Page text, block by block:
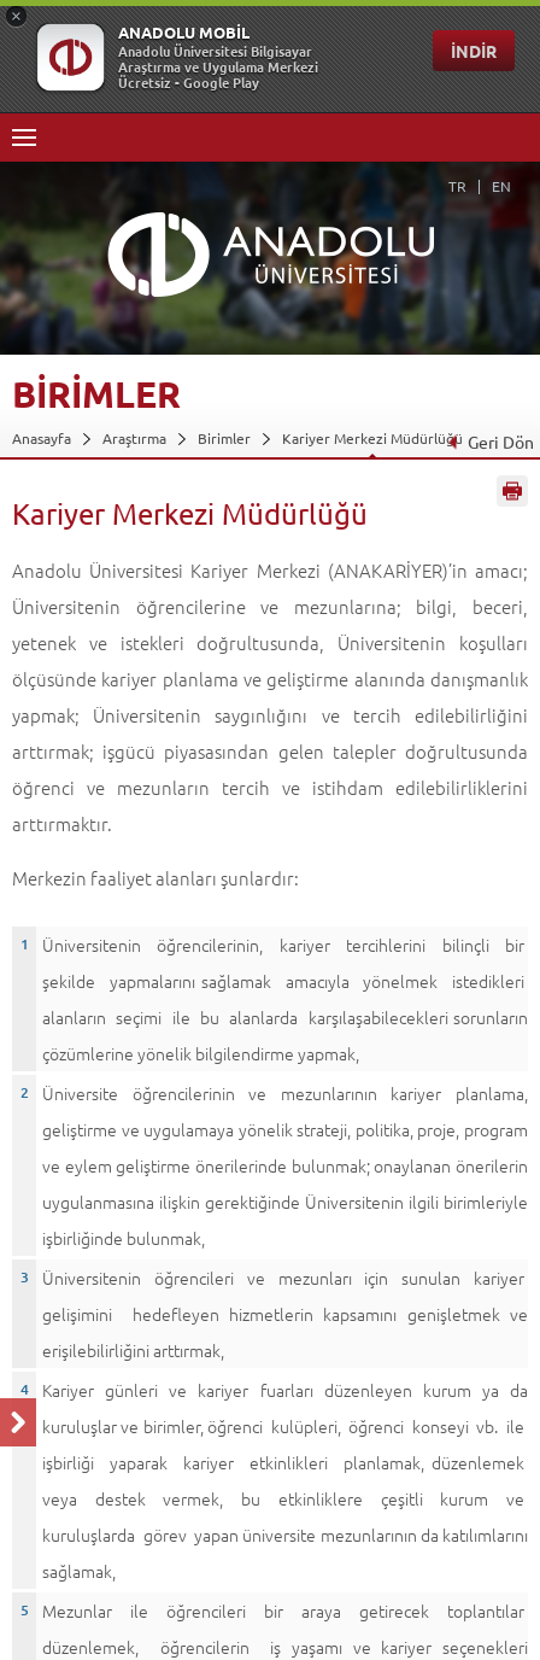
TR EN
BİRİMLER
Anasayfa Araştırma Birimler Kariyer Merkezi Müdürlüğü Geri Dön
Kariyer Merkezi Müdürlüğü
Anadolu Üniversitesi Kariyer Merkezi (ANAKARİYER)’in amacı;
Üniversitenin öğrencilerine ve mezunlarına; bilgi, beceri,
yetenek ve istekleri doğrultusunda, Üniversitenin koşulları
ölçüsünde kariyer planlama ve geliştirme alanında danışmanlık
yapmak; Üniversitenin saygınlığını ve tercih edilebilirliğini
arttırmak; işgücü piyasasından gelen talepler doğrultusunda
öğrenci ve mezunların tercih ve istihdam edilebilirliklerini
arttırmaktır.
Merkezin faaliyet alanları şunlardır:
Üniversitenin öğrencilerinin, kariyer tercihlerini bilinçli bir
şekilde yapmalarını sağlamak amacıyla yönelmek istedikleri
alanların seçimi ile bu alanlarda karşılaşabilecekleri sorunların
çözümlerine yönelik bilgilendirme yapmak,
Üniversite öğrencilerinin ve mezunlarının kariyer planlama,
geliştirme ve uygulamaya yönelik strateji, politika, proje, program
ve eylem geliştirme önerilerinde bulunmak; onaylanan önerilerin
uygulanmasına ilişkin gerektiğinde Üniversitenin ilgili birimleriyle
işbirliğinde bulunmak,
Üniversitenin öğrencileri ve mezunları için sunulan kariyer
gelişimini hedefleyen hizmetlerin kapsamını genişletmek ve
erişilebilirliğini arttırmak,
Kariyer günleri ve kariyer fuarları düzenleyen kurum ya da
kuruluşlar ve birimler, öğrenci kulüpleri, öğrenci konseyi vb. ile
işbirliği yaparak kariyer etkinlikleri planlamak, düzenlemek
veya destek vermek, bu etkinliklere çeşitli kurum ve
kuruluşlarda görev yapan üniversite mezunlarının da katılımlarını
sağlamak,
Mezunlar ile öğrencileri bir araya getirecek toplantılar
düzenlemek, öğrencilerin iş yaşamı ve kariyer seçenekleri